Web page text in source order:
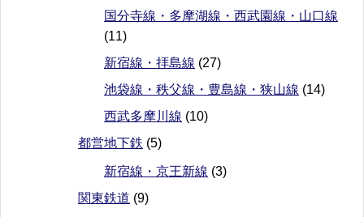
国分寺線・多摩湖線・西武園線・山口線
(11)
新宿線・拝島線 (27)
池袋線・秩父線・豊島線・狭山線 (14)
西武多摩川線 (10)
都営地下鉄 (5)
新宿線・京王新線 (3)
関東鉄道 (9)